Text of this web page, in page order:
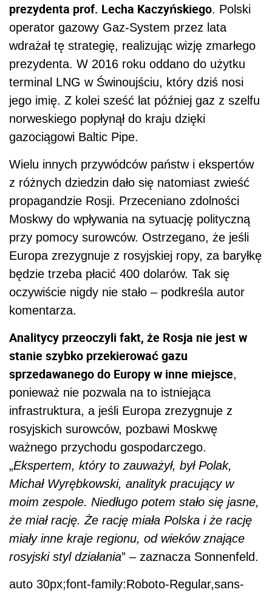
prezydenta prof. Lecha Kaczyńskiego. Polski
operator gazowy Gaz-System przez lata
wdrażał tę strategię, realizując wizję zmarłego
prezydenta. W 2016 roku oddano do użytku
terminal LNG w Świnoujściu, który dziś nosi
jego imię. Z kolei sześć lat później gaz z szelfu
norweskiego popłynął do kraju dzięki
gazociągowi Baltic Pipe.
Wielu innych przywódców państw i ekspertów
z różnych dziedzin dało się natomiast zwieść
propagandzie Rosji. Przeceniano zdolności
Moskwy do wpływania na sytuację polityczną
przy pomocy surowców. Ostrzegano, że jeśli
Europa zrezygnuje z rosyjskiej ropy, za baryłkę
będzie trzeba płacić 400 dolarów. Tak się
oczywiście nigdy nie stało – podkreśla autor
komentarza.
Analitycy przeoczyli fakt, że Rosja nie jest w
stanie szybko przekierować gazu
sprzedawanego do Europy w inne miejsce,
ponieważ nie pozwala na to istniejąca
infrastruktura, a jeśli Europa zrezygnuje z
rosyjskich surowców, pozbawi Moskwę
ważnego przychodu gospodarczego.
„Ekspertem, który to zauważył, był Polak,
Michał Wyrębkowski, analityk pracujący w
moim zespole. Niedługo potem stało się jasne,
że miał rację. Że rację miała Polska i że rację
miały inne kraje regionu, od wieków znające
rosyjski styl działania” – zaznacza Sonnenfeld.
auto 30px;font-family:Roboto-Regular,sans-